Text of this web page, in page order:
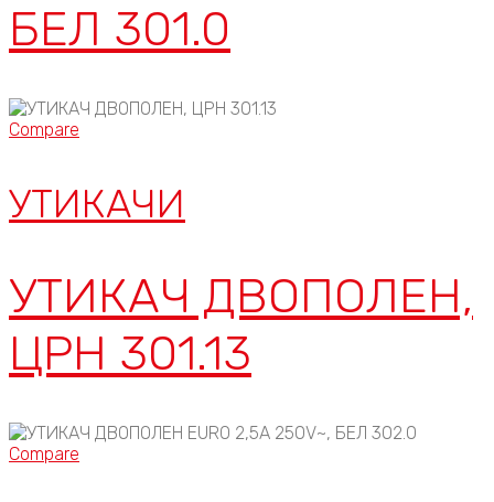
БЕЛ 301.0
Compare
УТИКАЧИ
УТИКАЧ ДВОПОЛЕН,
ЦРН 301.13
Compare